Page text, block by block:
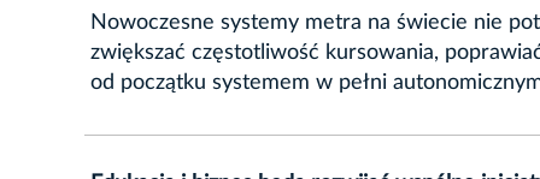
Nowoczesne systemy metra na świecie nie
zwiększać częstotliwość kursowania,
od początku systemem w pełni